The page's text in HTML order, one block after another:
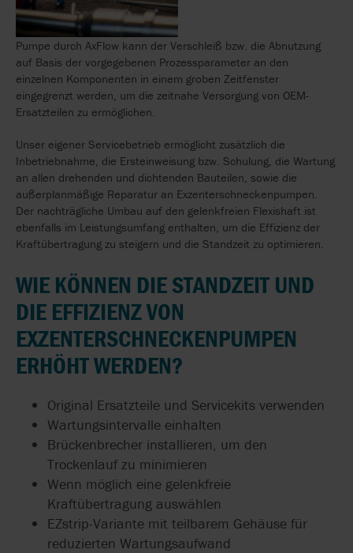
Pumpe durch AxFlow kann der Verschleiß bzw. die Abnutzung
auf Basis der vorgegebenen Prozessparameter an den
einzelnen Komponenten in einem groben Zeitfenster
eingegrenzt werden, um die zeitnahe Versorgung von OEM-
Ersatzteilen zu ermöglichen.
Unser eigener Servicebetrieb ermöglicht zusätzlich die
Inbetriebnahme, die Ersteinweisung bzw. Schulung, die Wartung
an allen drehenden und dichtenden Bauteilen, sowie die
außerplanmäßige Reparatur an Exzenterschneckenpumpen.
Der nachträgliche Umbau auf den gelenkfreien Flexishaft ist
ebenfalls im Leistungsumfang enthalten, um die Effizienz der
Kraftübertragung zu steigern und die Standzeit zu optimieren.
WIE KÖNNEN DIE STANDZEIT UND
DIE EFFIZIENZ VON
EXZENTERSCHNECKENPUMPEN
ERHÖHT WERDEN?
Original Ersatzteile und Servicekits verwenden
Wartungsintervalle einhalten
Brückenbrecher installieren, um den
Trockenlauf zu minimieren
Wenn möglich eine gelenkfreie
Kraftübertragung auswählen
EZstrip-Variante mit teilbarem Gehäuse für
reduzierten Wartungsaufwand